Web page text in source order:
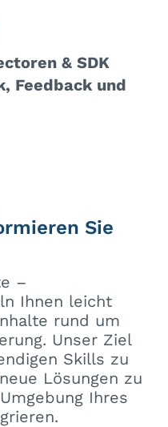
& SDK
Feedback und
Sie
–
Ihnen leicht
rund um
Unser Ziel
Skills zu
Lösungen zu
Ihres